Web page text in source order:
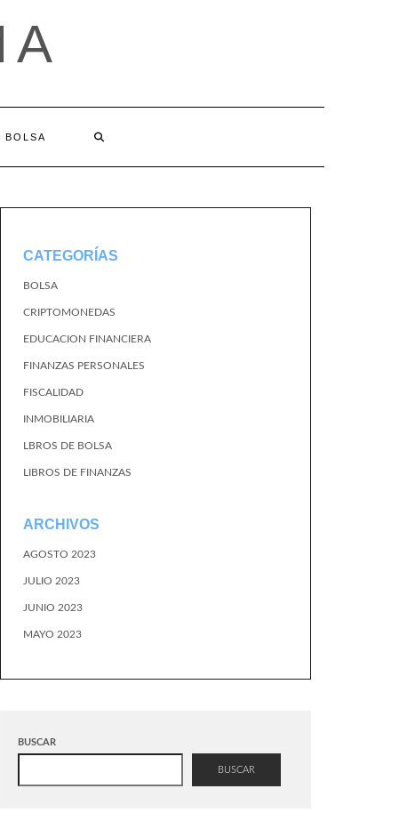
BOLSA
CATEGORÍAS
BOLSA
CRIPTOMONEDAS
EDUCACION FINANCIERA
FINANZAS PERSONALES
FISCALIDAD
INMOBILIARIA
LBROS DE BOLSA
LIBROS DE FINANZAS
ARCHIVOS
AGOSTO 2023
JULIO 2023
JUNIO 2023
MAYO 2023
BUSCAR
BUSCAR